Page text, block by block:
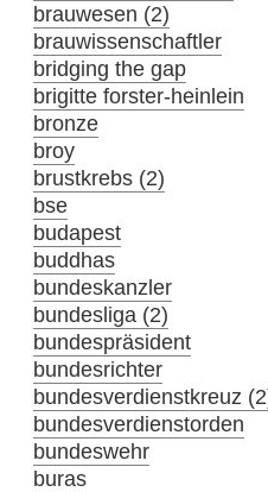
brauwesen (2)
brauwissenschaftler
bridging the gap
brigitte forster-heinlein
bronze
broy
brustkrebs (2)
bse
budapest
buddhas
bundeskanzler
bundesliga (2)
bundespräsident
bundesrichter
bundesverdienstkreuz
bundesverdienstorden
bundeswehr
buras